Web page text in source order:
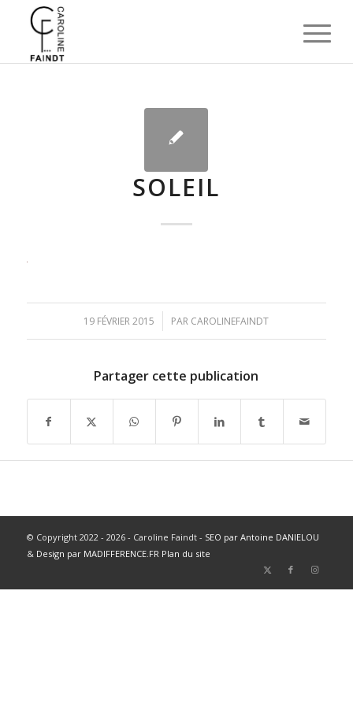
SOLEIL
19 FÉVRIER 2015
/ PAR CAROLINEFAINDT
Partager cette publication
© Copyright 2022 - 2026 - Caroline Faindt - SEO par Antoine DANIELOU
& Design par MADIFFERENCE.FR Plan du site